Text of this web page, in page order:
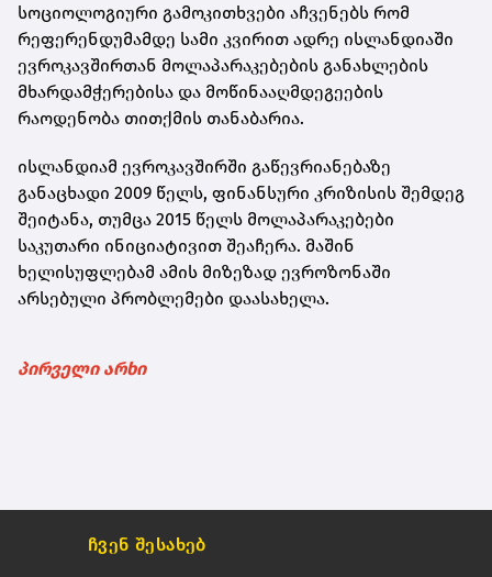
სოციოლოგიური გამოკითხვები აჩვენებს რომ
რეფერენდუმამდე სამი კვირით ადრე ისლანდიაში
ევროკავშირთან მოლაპარაკებების განახლების
მხარდამჭერებისა და მოწინააღმდეგეების
რაოდენობა თითქმის თანაბარია.
ისლანდიამ ევროკავშირში გაწევრიანებაზე
განაცხადი 2009 წელს, ფინანსური კრიზისის შემდეგ
შეიტანა, თუმცა 2015 წელს მოლაპარაკებები
საკუთარი ინიციატივით შეაჩერა. მაშინ
ხელისუფლებამ ამის მიზეზად ევროზონაში
არსებული პრობლემები დაასახელა.
პირველი არხი
ჩვენ შესახებ